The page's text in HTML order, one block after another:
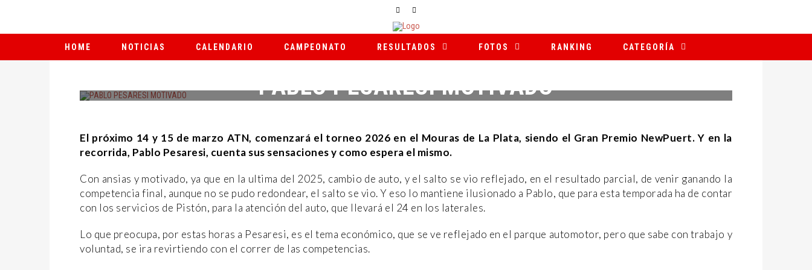
HOME NOTICIAS CALENDARIO CAMPEONATO RESULTADOS FOTOS RANKING CATEGORÍA
PABLO PESARESI MOTIVADO
El próximo 14 y 15 de marzo ATN, comenzará el torneo 2026 en el Mouras de La Plata, siendo el Gran Premio NewPuert. Y en la
recorrida, Pablo Pesaresi, cuenta sus sensaciones y como espera el mismo.
Con ansias y motivado, ya que en la ultima del 2025, cambio de auto, y el salto se vio reflejado, en el resultado parcial, de venir ganando la
competencia final, aunque no se pudo redondear, el salto se vio. Y eso lo mantiene ilusionado a Pablo, que para esta temporada ha de contar
con los servicios de Pistón, para la atención del auto, que llevará el 24 en los laterales.
Lo que preocupa, por estas horas a Pesaresi, es el tema económico, que se ve reflejado en el parque automotor, pero que sabe con trabajo y
voluntad, se ira revirtiendo con el correr de las competencias.